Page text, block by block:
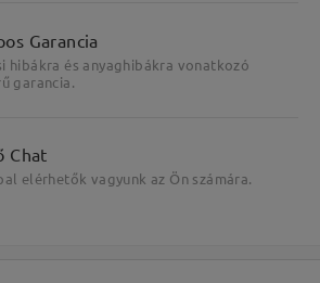
kiemelése
Garancia
hibákra és anyaghibákra vonatkozó
garancia.
Chat
elérhetők vagyunk az Ön számára.